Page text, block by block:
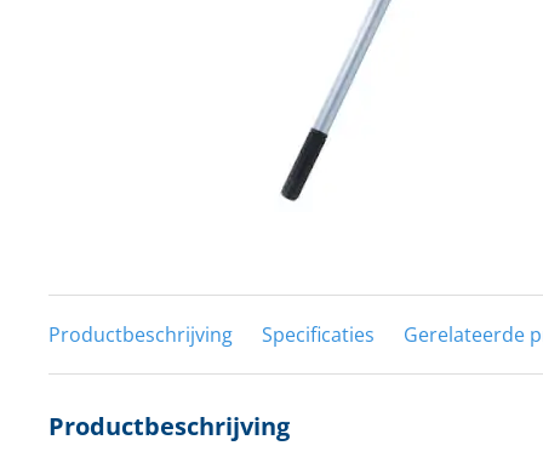
Productbeschrijving Specificaties Gerelateerde
Productbeschrijving